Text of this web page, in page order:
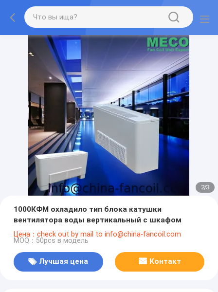
3/3
1000КФМ охладило тип блока катушки
вентилятора воды вертикальный с шкафом
Цена：check out by mail to info@china-fancoil.com
MOQ：50pcs в модель
Лучшая цена Контакт